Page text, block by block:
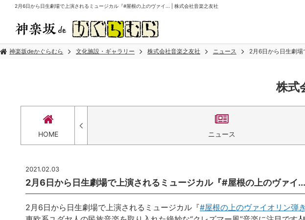
2月6日から日生劇場で上演されるミュージカル『#屋根の上のヴァイ... | 株式会社音楽之友社
神楽坂deかぐらむら 文化施設・ギャラリー 株式会社音楽之友社 ニュース 2月6日から日生劇
株式
HOME ニュース
2021.02.03
2月6日から日生劇場で上演されるミュージカル『#屋根の上のヴァイ...
2月6日から日生劇場で上演されるミュージカル『#屋根の上のヴァイオリン弾き